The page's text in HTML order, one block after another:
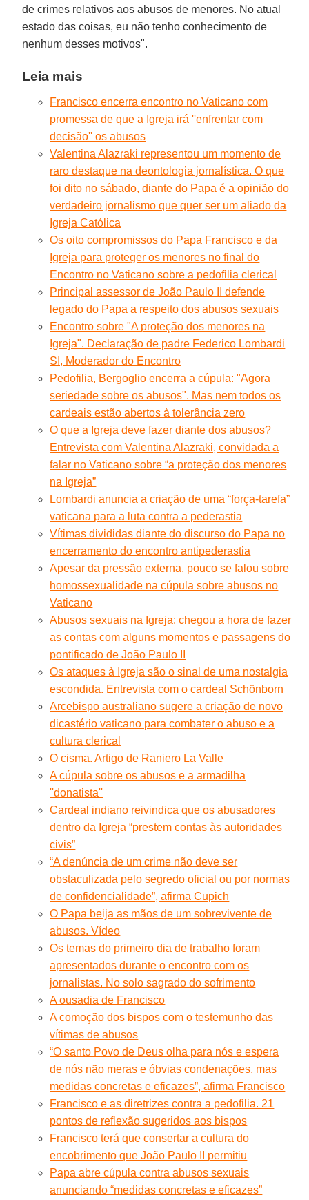
de crimes relativos aos abusos de menores. No atual
estado das coisas, eu não tenho conhecimento de
nenhum desses motivos".
Leia mais
Francisco encerra encontro no Vaticano com
promessa de que a Igreja irá ''enfrentar com
decisão'' os abusos
Valentina Alazraki representou um momento de
raro destaque na deontologia jornalística. O que
foi dito no sábado, diante do Papa é a opinião do
verdadeiro jornalismo que quer ser um aliado da
Igreja Católica
Os oito compromissos do Papa Francisco e da
Igreja para proteger os menores no final do
Encontro no Vaticano sobre a pedofilia clerical
Principal assessor de João Paulo II defende
legado do Papa a respeito dos abusos sexuais
Encontro sobre "A proteção dos menores na
Igreja". Declaração de padre Federico Lombardi
SI, Moderador do Encontro
Pedofilia, Bergoglio encerra a cúpula: "Agora
seriedade sobre os abusos". Mas nem todos os
cardeais estão abertos à tolerância zero
O que a Igreja deve fazer diante dos abusos?
Entrevista com Valentina Alazraki, convidada a
falar no Vaticano sobre “a proteção dos menores
na Igreja”
Lombardi anuncia a criação de uma “força-tarefa”
vaticana para a luta contra a pederastia
Vítimas divididas diante do discurso do Papa no
encerramento do encontro antipederastia
Apesar da pressão externa, pouco se falou sobre
homossexualidade na cúpula sobre abusos no
Vaticano
Abusos sexuais na Igreja: chegou a hora de fazer
as contas com alguns momentos e passagens do
pontificado de João Paulo II
Os ataques à Igreja são o sinal de uma nostalgia
escondida. Entrevista com o cardeal Schönborn
Arcebispo australiano sugere a criação de novo
dicastério vaticano para combater o abuso e a
cultura clerical
O cisma. Artigo de Raniero La Valle
A cúpula sobre os abusos e a armadilha
''donatista''
Cardeal indiano reivindica que os abusadores
dentro da Igreja “prestem contas às autoridades
civis”
“A denúncia de um crime não deve ser
obstaculizada pelo segredo oficial ou por normas
de confidencialidade”, afirma Cupich
O Papa beija as mãos de um sobrevivente de
abusos. Vídeo
Os temas do primeiro dia de trabalho foram
apresentados durante o encontro com os
jornalistas. No solo sagrado do sofrimento
A ousadia de Francisco
A comoção dos bispos com o testemunho das
vítimas de abusos
“O santo Povo de Deus olha para nós e espera
de nós não meras e óbvias condenações, mas
medidas concretas e eficazes”, afirma Francisco
Francisco e as diretrizes contra a pedofilia. 21
pontos de reflexão sugeridos aos bispos
Francisco terá que consertar a cultura do
encobrimento que João Paulo II permitiu
Papa abre cúpula contra abusos sexuais
anunciando “medidas concretas e eficazes”